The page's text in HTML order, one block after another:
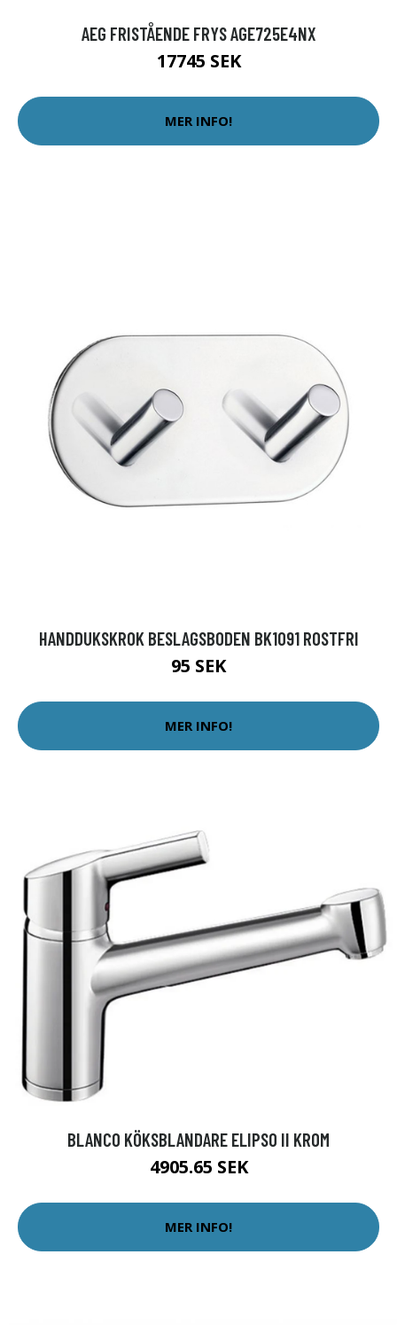
AEG FRISTÅENDE FRYS AGE725E4NX
17745 SEK
MER INFO!
HANDDUKSKROK BESLAGSBODEN BK1091 ROSTFRI
95 SEK
MER INFO!
BLANCO KÖKSBLANDARE ELIPSO II KROM
4905.65 SEK
MER INFO!